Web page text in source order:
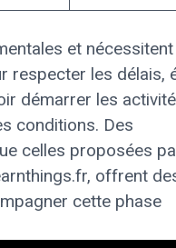
et nécessitent
respecter les délais,
démarrer les
conditions. Des
celles proposées
, offrent
cette phase